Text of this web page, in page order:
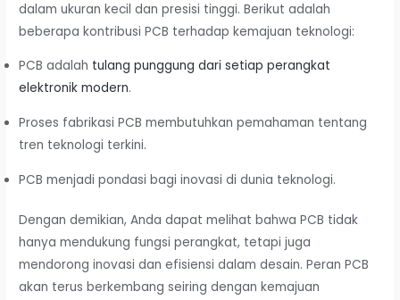
dalam ukuran kecil dan presisi tinggi. Berikut adalah
beberapa kontribusi PCB terhadap kemajuan teknologi:
PCB adalah tulang punggung dari setiap perangkat
elektronik modern.
Proses fabrikasi PCB membutuhkan pemahaman tentang
tren teknologi terkini.
PCB menjadi pondasi bagi inovasi di dunia teknologi.
Dengan demikian, Anda dapat melihat bahwa PCB tidak
hanya mendukung fungsi perangkat, tetapi juga
mendorong inovasi dan efisiensi dalam desain. Peran PCB
akan terus berkembang seiring dengan kemajuan